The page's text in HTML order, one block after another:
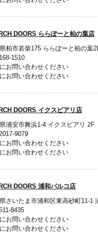
DOORS ららぽーと柏の葉店
柏市若柴175 ららぽーと柏の葉
1510
お問い合わせください
お問い合わせください
DOORS イクスピアリ店
浦安市舞浜1-4 イクスピアリ 2F
9079
お問い合わせください
お問い合わせください
DOORS 浦和パルコ店
さいたま市浦和区東高砂町11-1
8435
お問い合わせください
お問い合わせください